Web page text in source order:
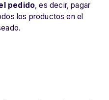
pedido, es decir, pagar
los productos en el